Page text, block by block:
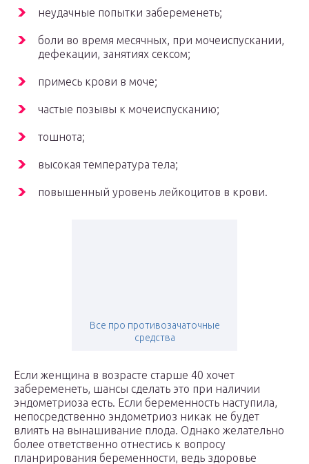
неудачные попытки забеременеть;
боли во время месячных, при мочеиспускании,
дефекации, занятиях сексом;
примесь крови в моче;
частые позывы к мочеиспусканию;
тошнота;
высокая температура тела;
повышенный уровень лейкоцитов в крови.
Все про противозачаточные
средства
Если женщина в возрасте старше 40 хочет
забеременеть, шансы сделать это при наличии
эндометриоза есть. Если беременность наступила,
непосредственно эндометриоз никак не будет
влиять на вынашивание плода. Однако желательно
более ответственно отнестись к вопросу
планрирования беременности, ведь здоровье